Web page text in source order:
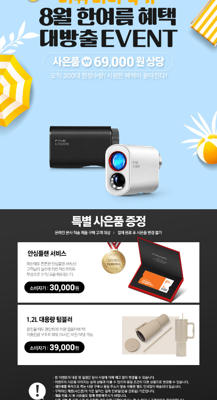
코 라이프 하세